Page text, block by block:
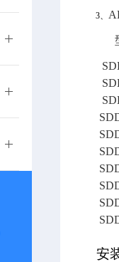
3、
SD
SD
SD
SD
SD
SD
SD
SD
SD
SD
安